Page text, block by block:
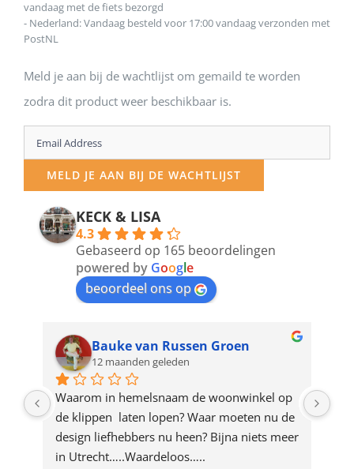
vandaag met de fiets bezorgd
- Nederland: Vandaag besteld voor 17:00 vandaag verzonden met
PostNL
Meld je aan bij de wachtlijst om gemaild te worden
zodra dit product weer beschikbaar is.
Enter
your
email
address
product
MELD JE AAN BIJ DE WACHTLIJST
KECK & LISA
4.3
Gebaseerd op 165 beoordelingen
powered by Google
beoordeel ons op
Bauke van Russen Groen
12 maanden geleden
Waarom in hemelsnaam de woonwinkel op
de klippen  laten lopen? Waar moeten nu de
design liefhebbers nu heen? Bijna niets meer
in Utrecht…..Waardeloos…..